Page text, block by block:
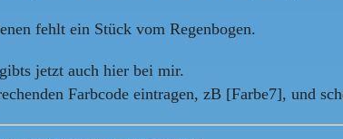
fehlt ein Stück vom Regenbogen.
jetzt auch hier bei mir.
Farbcode eintragen, zB [Farbe7], und